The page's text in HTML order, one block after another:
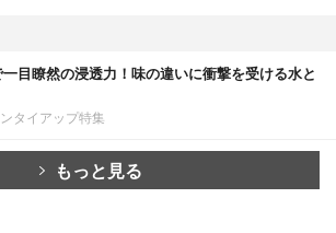
目瞭然の浸透力！味の違いに衝撃を受ける水と
タイアップ特集
もっと見る